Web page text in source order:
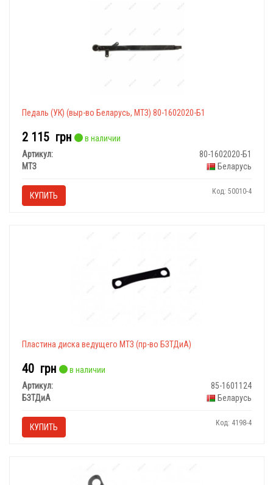
Педаль (УК) (выр-во Беларусь, МТЗ) 80-1602020-Б1
2 115 грн
в наличии
Артикул:
80-1602020-Б1
МТЗ
Беларусь
КУПИТЬ Код: 50010-4
Пластина диска ведущего МТЗ (пр-во БЗТДиА)
40 грн
в наличии
Артикул:
85-1601124
БЗТДиА
Беларусь
КУПИТЬ Код: 4198-4